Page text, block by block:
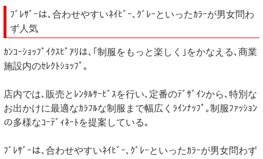
ﾌﾞﾚｻﾞｰは､合わせやすいﾈｲﾋﾞｰ､ｸﾞﾚｰといったｶﾗｰが男女問わ
ず人気
ｶﾝｺｰｼｮｯﾌﾟｲｸｽﾋﾟｱﾘは､｢制服をもっと楽しく｣をかなえる､商業
施設内のｾﾚｸﾄｼｮｯﾌﾟ｡
店内では､販売とﾚﾝﾀﾙｻｰﾋﾞｽを行い､定番のﾃﾞｻﾞｲﾝから､特別な
お出かけに最適なｶﾗﾌﾙな制服まで幅広くﾗｲﾝﾅｯﾌﾟ｡制服ﾌｧｯｼｮﾝ
の多様なｺｰﾃﾞｨﾈｰﾄを提案している｡
ﾌﾞﾚｻﾞｰは､合わせやすいﾈｲﾋﾞｰ､ｸﾞﾚｰといったｶﾗｰが男女問わず